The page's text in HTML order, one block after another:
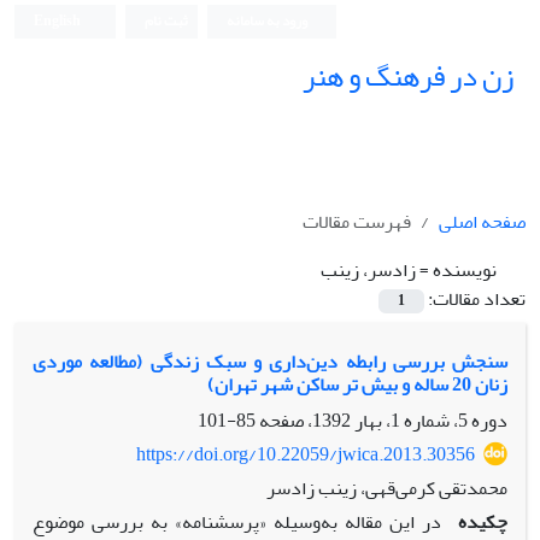
زن در فرهنگ و هنر
صفحه اصلی
فهرست مقالات
نویسنده =زاد‌سر، زینب‌
تعداد مقالات:
1
سنجش بررسی رابطه دین‌داری و سبک زندگی (مطالعه موردی
زنان 20 ساله و بیش تر ساکن شهر تهران)
دوره 5، شماره 1، بهار 1392، صفحه
85-101
https://doi.org/10.22059/jwica.2013.30356
محمد‌تقی کرمی‌قهی، زینب‌ زاد‌سر
چکیده در این مقاله به‌وسیله «پرسشنامه» به بررسی موضوع